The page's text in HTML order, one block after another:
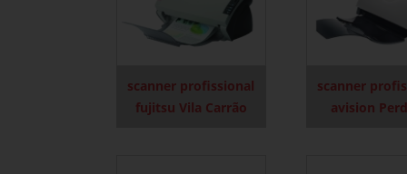
scanner profissional
fujitsu Vila Carrão
scanner
avision